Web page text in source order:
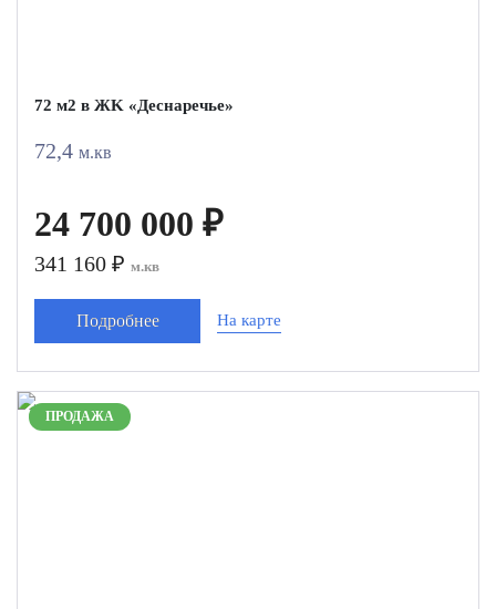
72 м2 в ЖK «Дecнapечье»
72,4 м.кв
24 700 000 ₽
341 160 ₽ м.кв
Подробнее На карте
ПРОДАЖА